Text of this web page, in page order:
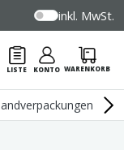
inkl. MwSt.
LISTE KONTO WARENKORB